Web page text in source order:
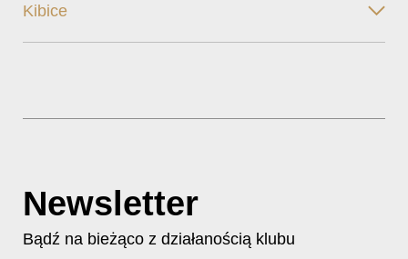
Kibice
Newsletter
Bądź na bieżąco z działanością klubu